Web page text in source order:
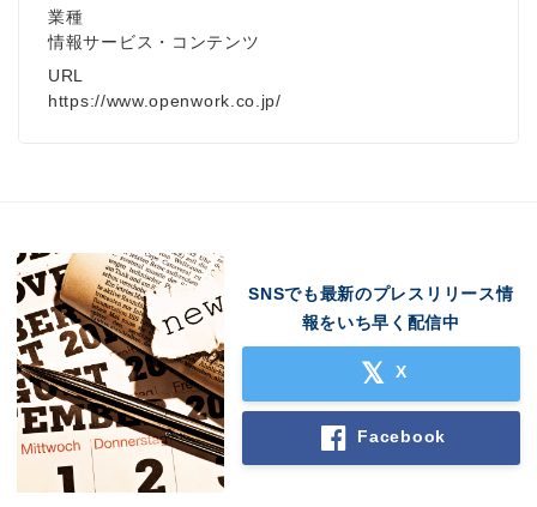
業種
情報サービス・コンテンツ
URL
https://www.openwork.co.jp/
SNSでも最新のプレスリリース情
報をいち早く配信中
X
Facebook
Japanese
English